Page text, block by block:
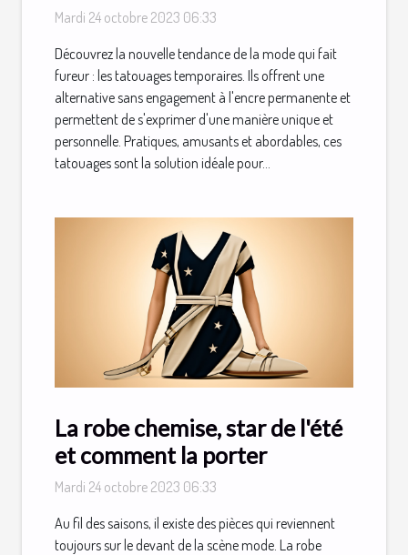
Mardi 24 octobre 2023 06:33
Découvrez la nouvelle tendance de la mode qui fait
fureur : les tatouages temporaires. Ils offrent une
alternative sans engagement à l'encre permanente et
permettent de s'exprimer d'une manière unique et
personnelle. Pratiques, amusants et abordables, ces
tatouages sont la solution idéale pour...
La robe chemise, star de l'été
et comment la porter
Mardi 24 octobre 2023 06:33
Au fil des saisons, il existe des pièces qui reviennent
toujours sur le devant de la scène mode. La robe